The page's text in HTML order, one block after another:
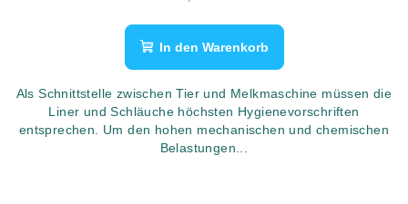
In den Warenkorb
Als Schnittstelle zwischen Tier und Melkmaschine müssen die
Liner und Schläuche höchsten Hygienevorschriften
entsprechen. Um den hohen mechanischen und chemischen
Belastungen...